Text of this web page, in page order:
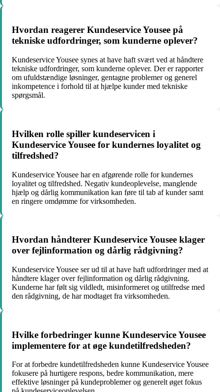
Hvordan reagerer Kundeservice Yousee på
tekniske udfordringer, som kunderne oplever?
Kundeservice Yousee synes at have haft svært ved at håndtere
tekniske udfordringer, som kunderne oplever. Der er rapporter
om ufuldstændige løsninger, gentagne problemer og generel
inkompetence i forhold til at hjælpe kunder med tekniske
spørgsmål.
Hvilken rolle spiller kundeservicen i
Kundeservice Yousee for kundernes loyalitet og
tilfredshed?
Kundeservice Yousee har en afgørende rolle for kundernes
loyalitet og tilfredshed. Negativ kundeoplevelse, manglende
hjælp og dårlig kommunikation kan føre til tab af kunder samt
en ringere omdømme for virksomheden.
Hvordan håndterer Kundeservice Yousee klager
over fejlinformation og dårlig rådgivning?
Kundeservice Yousee ser ud til at have haft udfordringer med at
håndtere klager over fejlinformation og dårlig rådgivning.
Kunderne har følt sig vildledt, misinformeret og utilfredse med
den rådgivning, de har modtaget fra virksomheden.
Hvilke forbedringer kunne Kundeservice Yousee
implementere for at øge kundetilfredsheden?
For at forbedre kundetilfredsheden kunne Kundeservice Yousee
fokusere på hurtigere respons, bedre kommunikation, mere
effektive løsninger på kundeproblemer og generelt øget fokus